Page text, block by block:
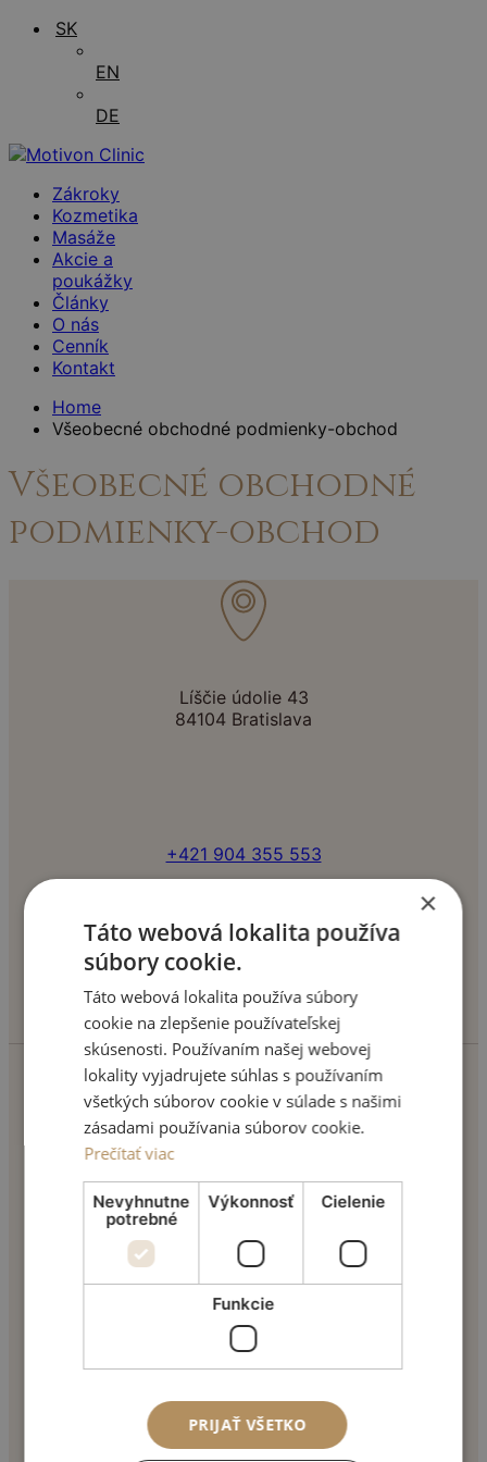
SK
EN
DE
Zákroky
Kozmetika
Masáže
Akcie a
poukážky
Články
O nás
Cenník
Kontakt
Home
Všeobecné obchodné podmienky-obchod
Všeobecné obchodné
podmienky-obchod
Líščie údolie 43
84104 Bratislava
+421 904 355 553
info@motivonclinic.com
TVÁR
Úprava očných viečok
Zväčšenie pier
Vyhladenie vrások
Ostatné tvárové operácie
PRSIA
Zväčšenie pŕs
Zmenšenie pŕs
Úprava tvaru
Bradavky
TELO
Liposukcia
×
Táto webová lokalita používa
súbory cookie.
Táto webová lokalita používa súbory
cookie na zlepšenie používateľskej
skúsenosti. Používaním našej webovej
lokality vyjadrujete súhlas s používaním
všetkých súborov cookie v súlade s našimi
zásadami používania súborov cookie.
Prečítať viac
Nevyhnutne
potrebné
Výkonnosť Cielenie
Funkcie
PRIJAŤ VŠETKO